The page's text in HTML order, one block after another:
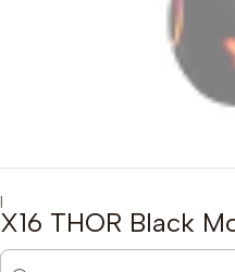
|
X16 THOR Black